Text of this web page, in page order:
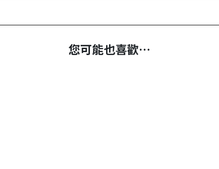
您可能也喜歡…